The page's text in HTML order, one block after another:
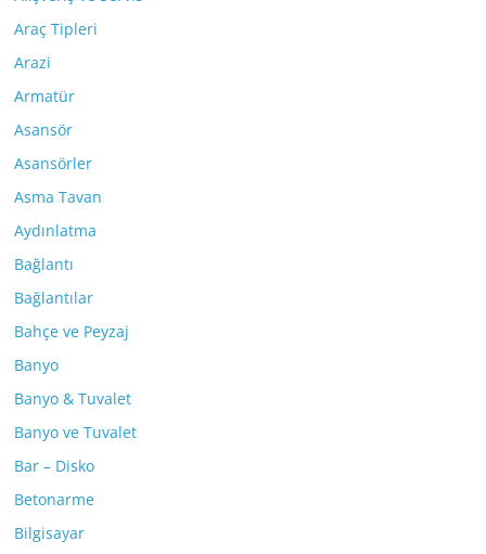
Araç Tipleri
Arazi
Armatür
Asansör
Asansörler
Asma Tavan
Aydınlatma
Bağlantı
Bağlantılar
Bahçe ve Peyzaj
Banyo
Banyo & Tuvalet
Banyo ve Tuvalet
Bar – Disko
Betonarme
Bilgisayar